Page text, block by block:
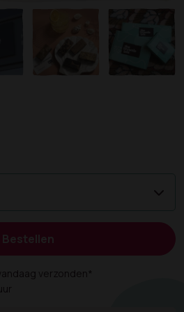
Bestellen
verzonden*